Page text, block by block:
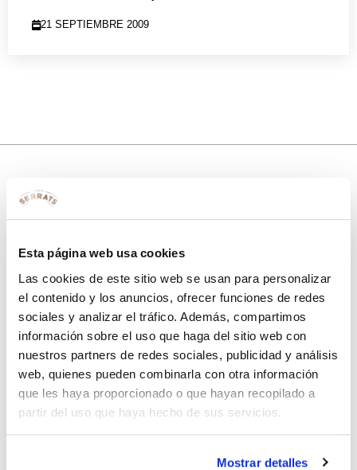
Esta página web usa cookies
Las cookies de este sitio web se usan para personalizar
el contenido y los anuncios, ofrecer funciones de redes
sociales y analizar el tráfico. Además, compartimos
información sobre el uso que haga del sitio web con
nuestros partners de redes sociales, publicidad y análisis
web, quienes pueden combinarla con otra información
que les haya proporcionado o que hayan recopilado a
partir del uso que haya hecho de sus servicios.
Mostrar detalles
21 SEPTIEMBRE 2009
con tu primera compra.
Apúntatea nuestra newsletter para recibir nuestras ofertas
disfruta deun 10% de descuentoen tu primera compra.
Si, he leído y acepto la política de protección de datos.